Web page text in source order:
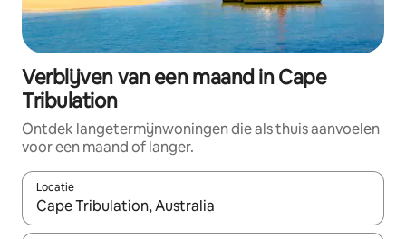
Verblijven van een maand in Cape
Tribulation
Ontdek langetermijnwoningen die als thuis aanvoelen
voor een maand of langer.
Locatie
Wanneer er resultaten beschikbaar zijn, maak je een keuze